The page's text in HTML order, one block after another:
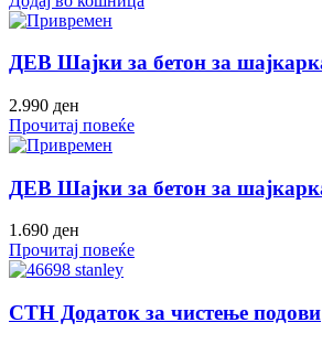
ДЕВ Шајки за бетон за
2.990 ден
Прочитај повеќе
ДЕВ Шајки за бетон за
1.690 ден
Прочитај повеќе
СТН Додаток за чистење подови